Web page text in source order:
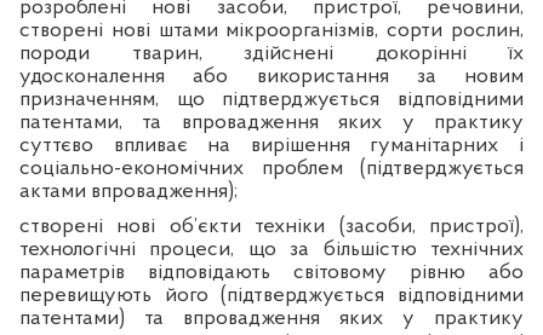
розроблені нові засоби, пристрої, речовини,
створені нові штами мікроорганізмів, сорти рослин,
породи тварин, здійснені докорінні їх
удосконалення або використання за новим
призначенням, що підтверджується відповідними
патентами, та впровадження яких у практику
суттєво впливає на вирішення гуманітарних і
соціально-економічних проблем (підтверджується
актами впровадження);
створені нові об’єкти техніки (засоби, пристрої),
технологічні процеси, що за більшістю технічних
параметрів відповідають світовому рівню або
перевищують його (підтверджується відповідними
патентами) та впровадження яких у практику